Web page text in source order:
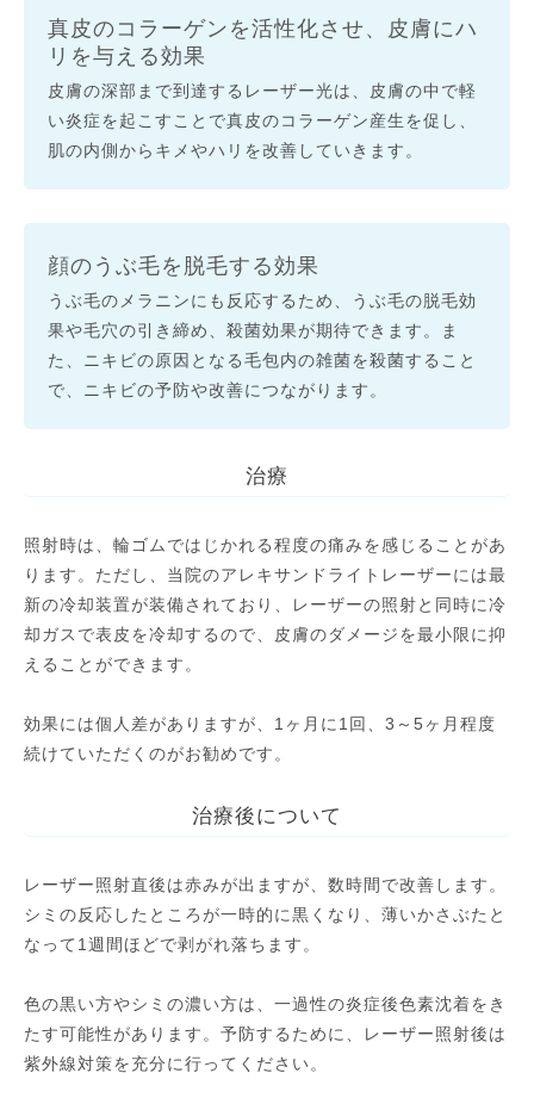
真皮のコラーゲンを活性化させ、皮膚にハ
リを与える効果
皮膚の深部まで到達するレーザー光は、皮膚の中で軽
い炎症を起こすことで真皮のコラーゲン産生を促し、
肌の内側からキメやハリを改善していきます。
顔のうぶ毛を脱毛する効果
うぶ毛のメラニンにも反応するため、うぶ毛の脱毛効
果や毛穴の引き締め、殺菌効果が期待できます。ま
た、ニキビの原因となる毛包内の雑菌を殺菌すること
で、ニキビの予防や改善につながります。
治療
照射時は、輪ゴムではじかれる程度の痛みを感じることがあ
ります。ただし、当院のアレキサンドライトレーザーには最
新の冷却装置が装備されており、レーザーの照射と同時に冷
却ガスで表皮を冷却するので、皮膚のダメージを最小限に抑
えることができます。
効果には個人差がありますが、1ヶ月に1回、3～5ヶ月程度
続けていただくのがお勧めです。
治療後について
レーザー照射直後は赤みが出ますが、数時間で改善します。
シミの反応したところが一時的に黒くなり、薄いかさぶたと
なって1週間ほどで剥がれ落ちます。
色の黒い方やシミの濃い方は、一過性の炎症後色素沈着をき
たす可能性があります。予防するために、レーザー照射後は
紫外線対策を充分に行ってください。